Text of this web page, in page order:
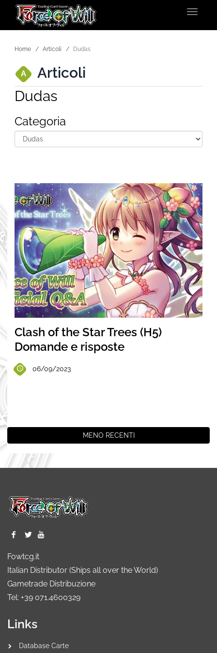
Toggle
Home Articoli Dudas
A
Articoli
Dudas
Categoria
Clash of the Star Trees (H5)
Domande e risposte
06/09/2023
MENO RECENTI
Fowtcg.it
Italian Distributor (Ships all over the World)
Gametrade Distribuzione
Tel: +39 071.4600329
Links
Database Carte